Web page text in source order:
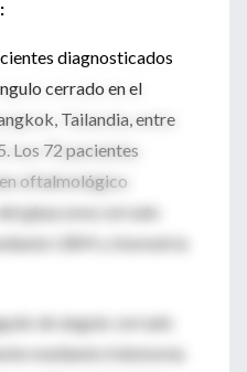
diagnosticados
cerrado en el
Tailandia, entre
Los 72 pacientes
oftalmológico
glaucoma cerrado
UBM y biometría
de ángulo cerrado
mediante iridotomía